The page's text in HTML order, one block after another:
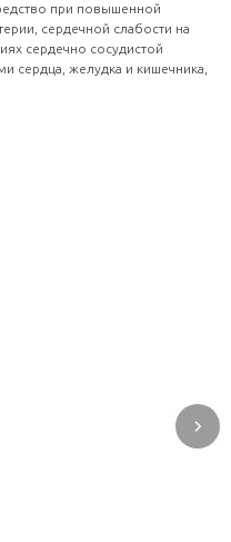
при повышенной
сердечной слабости на
сердечно сосудистой
сердца, желудка и кишечника,